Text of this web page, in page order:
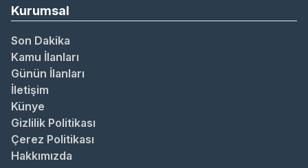
Kurumsal
Son Dakika
Kamu İlanları
Günün İlanları
İletişim
Künye
Gizlilik Politikası
Çerez Politikası
Hakkımızda